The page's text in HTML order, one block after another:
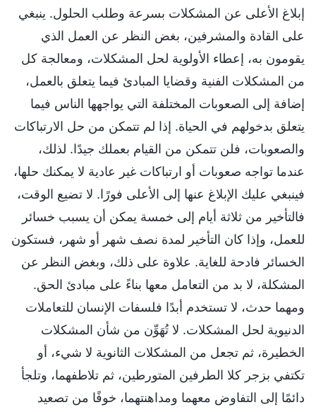
إبلاغ الأعلى عن المشكلات بسرعة وطلب الحلول. ينبغي
على القادة والمشرفين، بغض النظر عن العمل الذي
يقومون به، إعطاء الأولوية لحل المشكلات، ومعالجة كل
من المشكلات الفنية وقضايا المبادئ فيما يتعلق بالعمل،
إضافة إلى الصعوبات المختلفة التي يواجهها الناس فيما
يتعلق بدخولهم في الحياة. إذا لم تتمكن من حل الارتباكات
والصعوبات، فلن تتمكن من القيام بعملك جيدًا. لذلك،
عندما تواجه صعوبات أو ارتباكات غير عادية لا يمكنك حلها،
فينبغي عليك الإبلاغ عنها إلى الأعلى فورًا. لا تضيع الوقت،
فالتأخير من ثلاثة أيام إلى خمسة يمكن أن يسبب خسائر
للعمل، وإذا كان التأخير لمدة نصف شهر أو شهر، فستكون
الخسائر فادحة للغاية. علاوة على ذلك، وبغض النظر عن
المشكلة، لا بد من التعامل معها بناءً على مبادئ الحق.
ومهما حدث، لا تستخدم أبدًا فلسفات الإنسان للتعاملات
الدنيوية لحل المشكلات. لا تُهَوِّن من شأن المشكلات
الخطيرة، ثم تجعل من المشكلات الثانوية لا شيء، أو
تكتفي بزجر كلا الطرفين المتورطين، ثم تلاطفهما، وتلجأ
دائمًا إلى التفاوض معهما ومداهنتهما، خوفًا من تصعيد